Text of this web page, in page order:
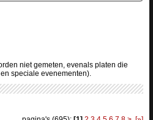
niet gemeten, evenals platen die
speciale evenementen).